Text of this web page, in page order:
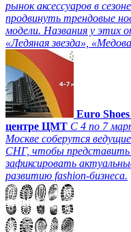
рынок аксессуаров в
продвинуть трендовые
модели. Названия у этих
«Ледяная звезда»,
Euro
центре ЦМТ С 4 по 7
Москве соберутся
СНГ, чтобы представить
зафиксировать
развитию fashion-бизнеса.